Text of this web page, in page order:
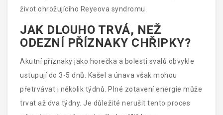
život ohrožujícího Reyeova syndromu.
JAK DLOUHO TRVÁ, NEŽ
ODEZNÍ PŘÍZNAKY CHŘIPKY?
Akutní příznaky jako horečka a bolesti svalů obvykle
ustupují do 3-5 dnů. Kašel a únava však mohou
přetrvávat i několik týdnů. Plné zotavení energie může
trvat až dva týdny. Je důležité nerušit tento proces